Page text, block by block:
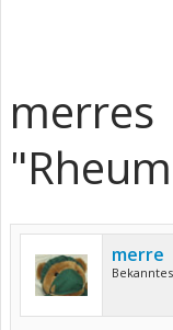
merres
merre